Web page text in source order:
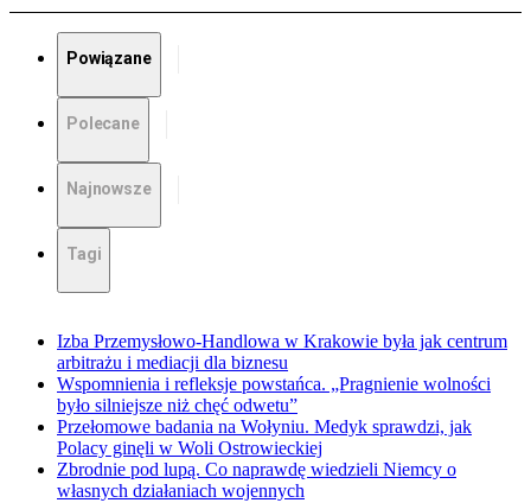
Powiązane
Polecane
Najnowsze
Tagi
Izba Przemysłowo-Handlowa w Krakowie była jak centrum
arbitrażu i mediacji dla biznesu
Wspomnienia i refleksje powstańca. „Pragnienie wolności
było silniejsze niż chęć odwetu”
Przełomowe badania na Wołyniu. Medyk sprawdzi, jak
Polacy ginęli w Woli Ostrowieckiej
Zbrodnie pod lupą. Co naprawdę wiedzieli Niemcy o
własnych działaniach wojennych